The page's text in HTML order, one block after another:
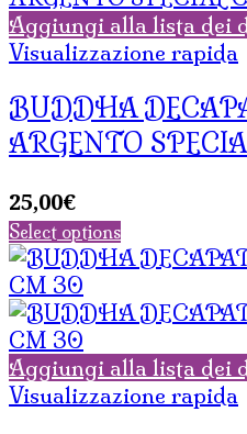
Aggiungi alla lista dei
Visualizzazione rapida
BUDDHA
ARGENTO
25,00€
Select options
Aggiungi alla lista dei
Visualizzazione rapida